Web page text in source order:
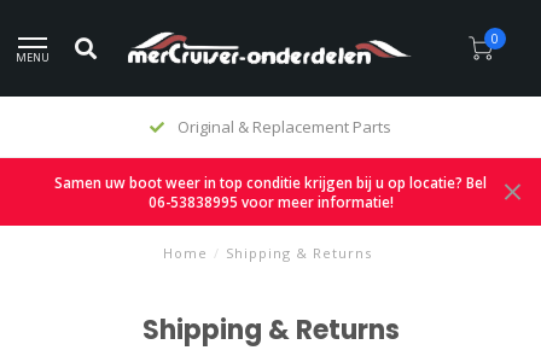
MENU
0
Original & Replacement Parts
Samen uw boot weer in top conditie krijgen bij u op locatie? Bel
06-53838995 voor meer informatie!
Home / Shipping & Returns
Shipping & Returns